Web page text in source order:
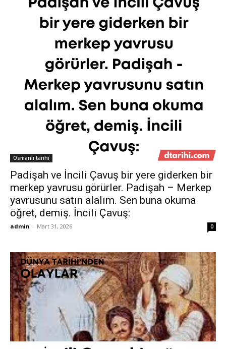
Osmanlı tarihi
Padişah ve İncili Çavuş bir yere giderken bir
merkep yavrusu görürler. Padişah – Merkep
yavrusunu satın alalım. Sen buna okuma
öğret, demiş. İncili Çavuş:
admin - Mart 31, 2026 0